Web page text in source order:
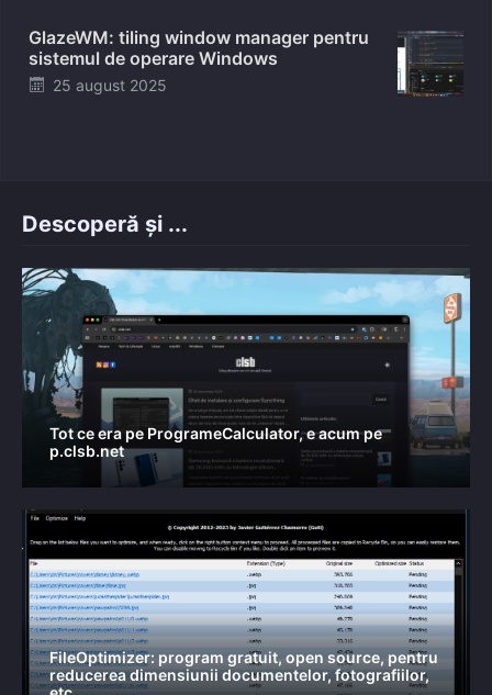
GlazeWM: tiling window manager pentru
sistemul de operare Windows
Posted
25 august 2025
Descoperă și ...
Tot ce era pe ProgrameCalculator, e acum pe
p.clsb.net
FileOptimizer: program gratuit, open source, pentru
reducerea dimensiunii documentelor, fotografiilor,